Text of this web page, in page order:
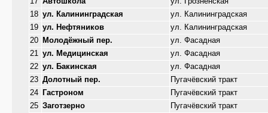
18 ул. Калининградская
ул. Калининградская
19 ул. Нефтяников
ул. Калининградская
20
Молодёжный пер.
ул. Фасадная
21
ул. Медицинская
ул. Фасадная
22 ул. Бакинская
ул. Фасадная
23 Долотный пер.
Пугачёвский тракт
24
Гастроном
Пугачёвский тракт
25 Заготзерно
Пугачёвский тракт